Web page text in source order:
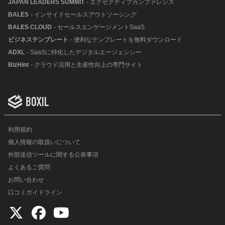
JAPAN LEADERS SUMMIT - エグゼクティブカンファレンス
BALES - インサイドセールスアウトソーシング
BALES CLOUD - セールスエンゲージメントSaaS
ビジネステンプレート - 便利なテンプレートを無料ダウンロード
ADXL - SaaSに特化したデジタルエージェンシー
BizHint - クラウド活用と生産性向上の専門サイト
利用規約
個人情報の取扱いについて
外部送信ツールに関する公表事項
よくあるご質問
お問い合わせ
口コミガイドライン